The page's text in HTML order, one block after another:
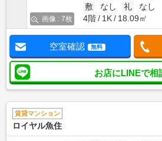
画像 : 7枚
敷
なし 礼
なし
4階
1K 18.09㎡
空室確認 無料
お店にLINEで相
賃貸マンション
ロイヤル魚住